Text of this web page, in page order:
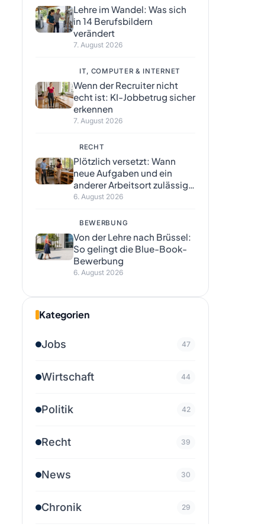
Lehre im Wandel: Was sich
in 14 Berufsbildern
verändert
7. August 2026
IT, COMPUTER & INTERNET
Wenn der Recruiter nicht
echt ist: KI-Jobbetrug sicher
erkennen
7. August 2026
RECHT
Plötzlich versetzt: Wann
neue Aufgaben und ein
anderer Arbeitsort zulässig
sind
6. August 2026
BEWERBUNG
Von der Lehre nach Brüssel:
So gelingt die Blue-Book-
Bewerbung
6. August 2026
Kategorien
Jobs 47
Wirtschaft 44
Politik 42
Recht 39
News 30
Chronik 29